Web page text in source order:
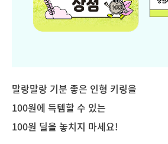
말랑말랑 기분 좋은 인형 키링을
100원에 득템할 수 있는
100원 딜을 놓치지 마세요!